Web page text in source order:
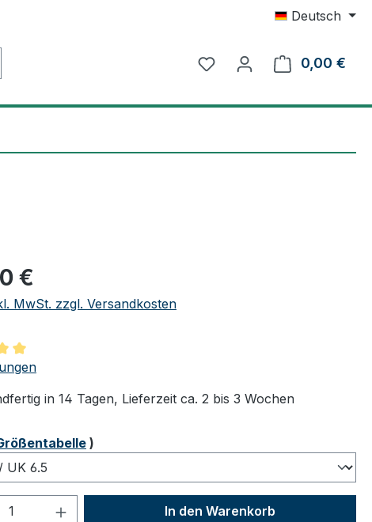
Deutsch
0,00 €
€
MwSt. zzgl. Versandkosten
Bewertung von 5 von 5 Sternen
in 14 Tagen, Lieferzeit ca. 2 bis 3 Wochen
)
Anzahl: Gib den gewünschten Wert
In den Warenkorb